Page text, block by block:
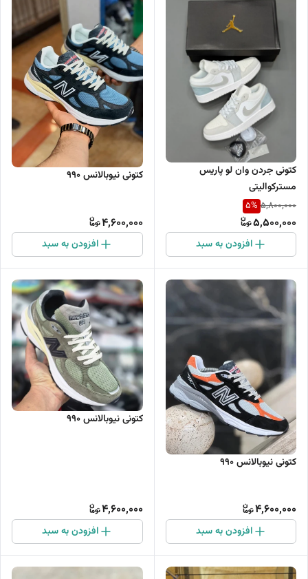
کتونی جردن وان لو پاریس
مسترکوالیتی
5,800,000
5%
5,500,000
افزودن به سبد
کتونی نیوبالانس ۹۹۰
4,600,000
افزودن به سبد
کتونی نیوبالانس ۹۹۰
4,600,000
افزودن به سبد
کتونی نیوبالانس 990
4,600,000
افزودن به سبد